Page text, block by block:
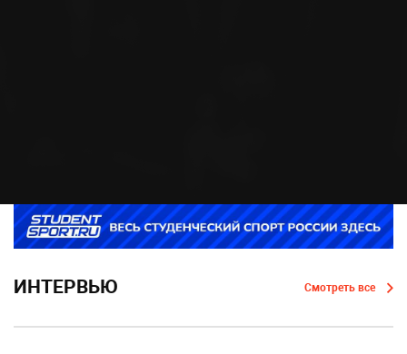
ИНТЕРВЬЮ Смотреть все